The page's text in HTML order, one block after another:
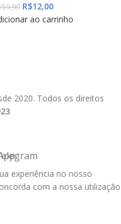
59,90 R$12,00
ao carrinho
2020. Todos os direitos
experiência no nosso
com a nossa utilização